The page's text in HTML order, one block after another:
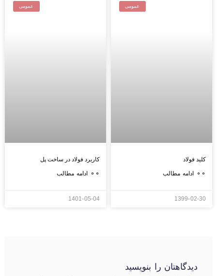
عمومی
کلید فولاد
⚬⚬ ادامه مطالب
1399-02-30
عمومی
کاربرد فولاد در ساخت پل
⚬⚬ ادامه مطالب
1401-05-04
دیدگاهتان را بنویسید